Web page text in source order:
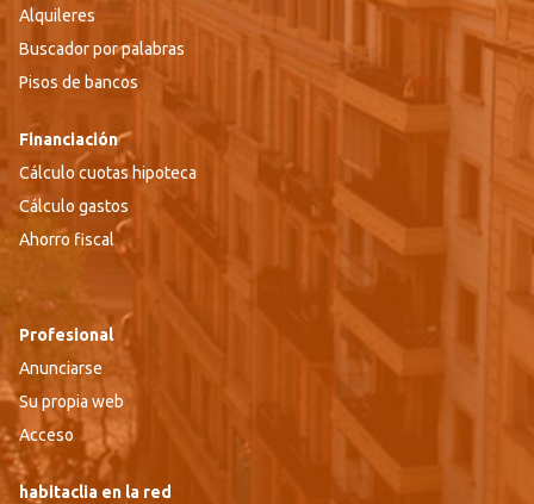
Alquileres
Buscador por palabras
Pisos de bancos
Financiación
Cálculo cuotas hipoteca
Cálculo gastos
Ahorro fiscal
Profesional
Anunciarse
Su propia web
Acceso
habitaclia en la red